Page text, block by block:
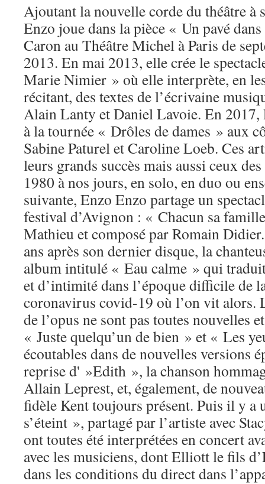
Ajoutant la nouvelle corde du théâtre à
Enzo joue dans la pièce « Un pavé
Caron au Théâtre Michel à Paris de
2013. En mai 2013, elle crée le
Marie Nimier » où elle interprète, en
récitant, des textes de l’écrivaine
Alain Lanty et Daniel Lavoie. En 2017,
à la tournée « Drôles de dames » aux
Sabine Paturel et Caroline Loeb. Ces
leurs grands succès mais aussi ceux
1980 à nos jours, en solo, en duo ou
suivante, Enzo Enzo partage un
festival d’Avignon : « Chacun sa
Mathieu et composé par Romain
ans après son dernier disque, la
album intitulé « Eau calme » qui
et d’intimité dans l’époque difficile de
coronavirus covid-19 où l’on vit alors.
de l’opus ne sont pas toutes nouvelles
« Juste quelqu’un de bien » et « Les
écoutables dans de nouvelles versions
reprise d' »Edith », la chanson
Allain Leprest, et, également, de
fidèle Kent toujours présent. Puis il y a
s’éteint », partagé par l’artiste avec
ont toutes été interprétées en concert
avec les musiciens, dont Elliott le fils
dans les conditions du direct dans